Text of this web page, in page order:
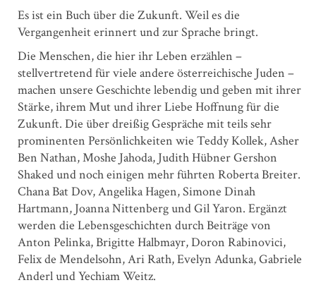
Es ist ein Buch über die Zukunft. Weil es die
Vergangenheit erinnert und zur Sprache bringt.
Die Menschen, die hier ihr Leben erzählen –
stellvertretend für viele andere österreichische Juden –
machen unsere Geschichte lebendig und geben mit ihrer
Stärke, ihrem Mut und ihrer Liebe Hoffnung für die
Zukunft. Die über dreißig Gespräche mit teils sehr
prominenten Persönlichkeiten wie Teddy Kollek, Asher
Ben Nathan, Moshe Jahoda, Judith Hübner Gershon
Shaked und noch einigen mehr führten Roberta Breiter.
Chana Bat Dov, Angelika Hagen, Simone Dinah
Hartmann, Joanna Nittenberg und Gil Yaron. Ergänzt
werden die Lebensgeschichten durch Beiträge von
Anton Pelinka, Brigitte Halbmayr, Doron Rabinovici,
Felix de Mendelsohn, Ari Rath, Evelyn Adunka, Gabriele
Anderl und Yechiam Weitz.